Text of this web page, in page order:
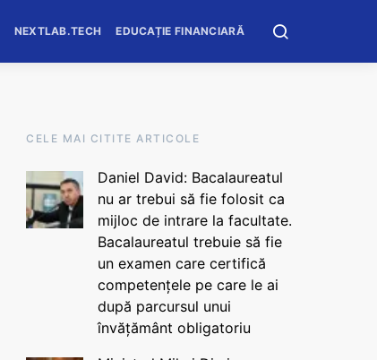
NEXTLAB.TECH EDUCAȚIE FINANCIARĂ
CELE MAI CITITE ARTICOLE
Daniel David: Bacalaureatul
nu ar trebui să fie folosit ca
mijloc de intrare la facultate.
Bacalaureatul trebuie să fie
un examen care certifică
competențele pe care le ai
după parcursul unui
învățământ obligatoriu